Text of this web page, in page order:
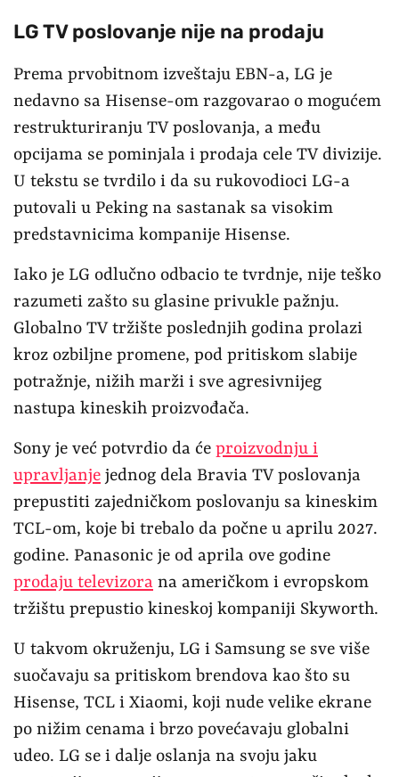
LG TV poslovanje nije na prodaju
Prema prvobitnom izveštaju EBN-a, LG je
nedavno sa Hisense-om razgovarao o mogućem
restrukturiranju TV poslovanja, a među
opcijama se pominjala i prodaja cele TV divizije.
U tekstu se tvrdilo i da su rukovodioci LG-a
putovali u Peking na sastanak sa visokim
predstavnicima kompanije Hisense.
Iako je LG odlučno odbacio te tvrdnje, nije teško
razumeti zašto su glasine privukle pažnju.
Globalno TV tržište poslednjih godina prolazi
kroz ozbiljne promene, pod pritiskom slabije
potražnje, nižih marži i sve agresivnijeg
nastupa kineskih proizvođača.
Sony je već potvrdio da će proizvodnju i
upravljanje jednog dela Bravia TV poslovanja
prepustiti zajedničkom poslovanju sa kineskim
TCL-om, koje bi trebalo da počne u aprilu 2027.
godine. Panasonic je od aprila ove godine
prodaju televizora na američkom i evropskom
tržištu prepustio kineskoj kompaniji Skyworth.
U takvom okruženju, LG i Samsung se sve više
suočavaju sa pritiskom brendova kao što su
Hisense, TCL i Xiaomi, koji nude velike ekrane
po nižim cenama i brzo povećavaju globalni
udeo. LG se i dalje oslanja na svoju jaku